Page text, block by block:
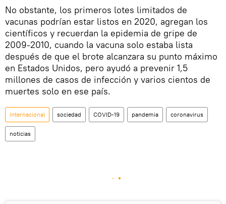
No obstante, los primeros lotes limitados de
vacunas podrían estar listos en 2020, agregan los
científicos y recuerdan la epidemia de gripe de
2009-2010, cuando la vacuna solo estaba lista
después de que el brote alcanzara su punto máximo
en Estados Unidos, pero ayudó a prevenir 1,5
millones de casos de infección y varios cientos de
muertes solo en ese país.
Internacional sociedad COVID-19 pandemia coronavirus
noticias